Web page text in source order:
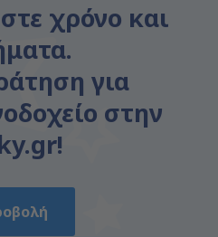
χρόνο και
για
στην